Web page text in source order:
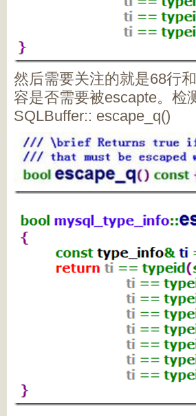
然后需要关注的就是68行
容是否需要被escapte。检
SQLBuffer:: escape_q()